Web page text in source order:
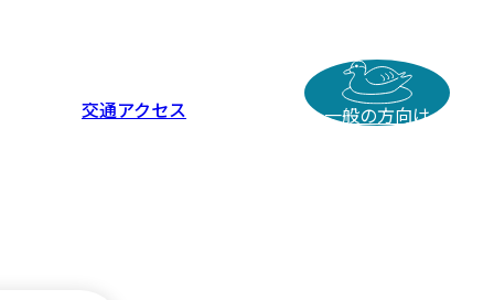
交通アクセス 一般の方向け